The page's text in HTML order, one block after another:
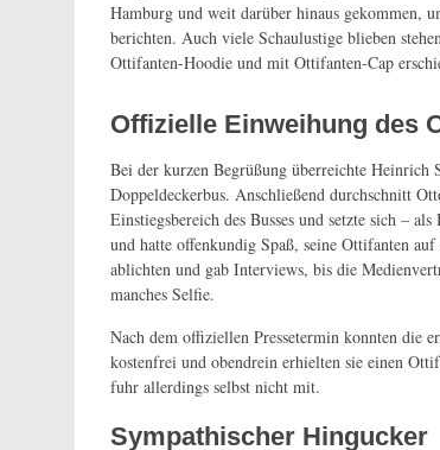
Hamburg und weit darüber hinaus gekommen,
berichten. Auch viele Schaulustige blieben
Ottifanten-Hoodie und mit Ottifanten-Cap
Offizielle Einweihung des
Bei der kurzen Begrüßung überreichte Heinrich
Doppeldeckerbus. Anschließend durchschnitt
Einstiegsbereich des Busses und setzte sich –
und hatte offenkundig Spaß, seine Ottifanten
ablichten und gab Interviews, bis die
manches Selfie.
Nach dem offiziellen Pressetermin konnten die
kostenfrei und obendrein erhielten sie einen
fuhr allerdings selbst nicht mit.
Sympathischer Hingucker